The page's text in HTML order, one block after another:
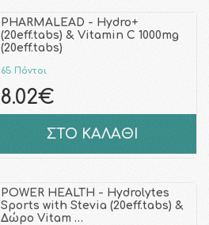
PHARMALEAD - Hydro+
(20eff.tabs) & Vitamin C 1000mg
(20eff.tabs)
65 Πόντοι
8.02€
ΣΤΟ ΚΑΛΑΘΙ
POWER HEALTH - Hydrolytes
Sports with Stevia (20eff.tabs) &
Δώρο Vitam …